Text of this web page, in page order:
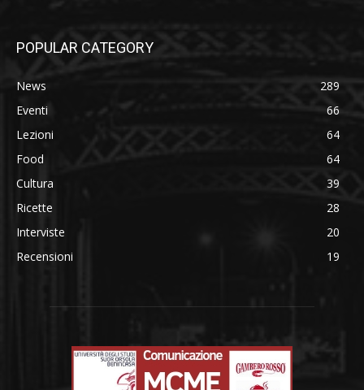
POPULAR CATEGORY
News
289
Eventi
66
Lezioni
64
Food
64
Cultura
39
Ricette
28
Interviste
20
Recensioni
19